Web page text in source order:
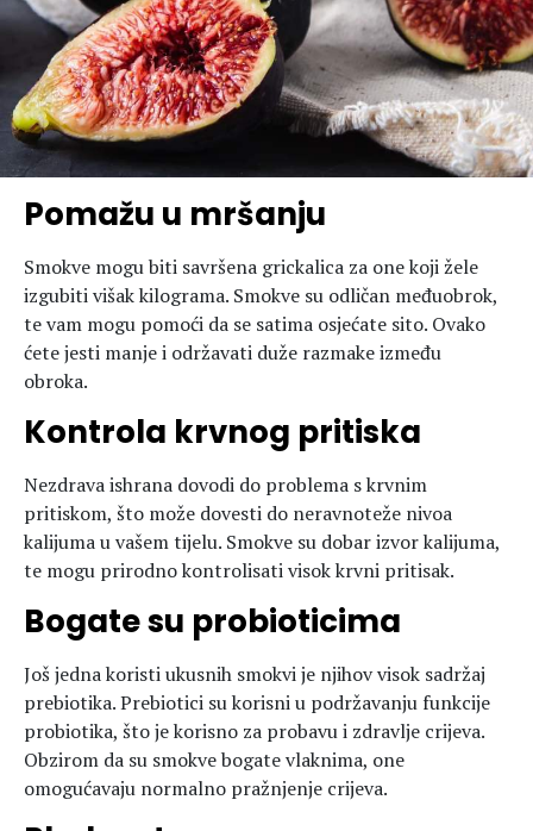
Pomažu u mršanju
Smokve mogu biti savršena grickalica za one koji žele
izgubiti višak kilograma. Smokve su odličan međuobrok,
te vam mogu pomoći da se satima osjećate sito. Ovako
ćete jesti manje i održavati duže razmake između
obroka.
Kontrola krvnog pritiska
Nezdrava ishrana dovodi do problema s krvnim
pritiskom, što može dovesti do neravnoteže nivoa
kalijuma u vašem tijelu. Smokve su dobar izvor kalijuma,
te mogu prirodno kontrolisati visok krvni pritisak.
Bogate su probioticima
Još jedna koristi ukusnih smokvi je njihov visok sadržaj
prebiotika. Prebiotici su korisni u podržavanju funkcije
probiotika, što je korisno za probavu i zdravlje crijeva.
Obzirom da su smokve bogate vlaknima, one
omogućavaju normalno pražnjenje crijeva.